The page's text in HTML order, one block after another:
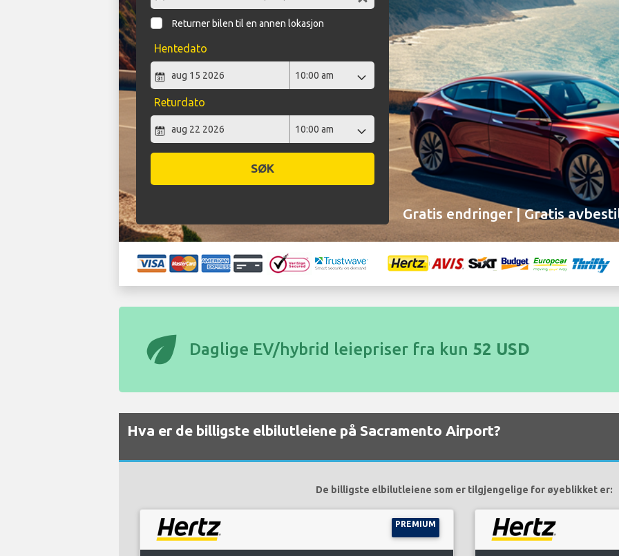
Returner bilen til en annen lokasjon
Hentedato
Returdato
SØK
Gratis endringer | Gratis
eco Daglige EV/hybrid leiepriser fra kun 52 USD
Hva er de billigste elbilutleiene på Sacramento Airport?
De billigste elbilutleiene som er tilgjengelige for øyeblikket er:
PREMIUM